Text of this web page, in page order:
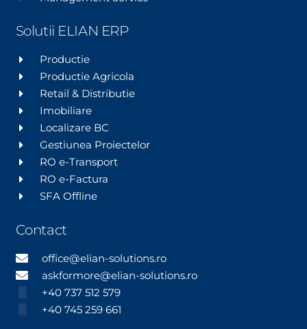
Solutii ELIAN ERP
Productie
Productie Agricola
Retail & Distributie
Imobiliare
Localizare BC
Gestiunea Proiectelor
RO e-Transport
RO e-Factura
SFA Offline
Contact
office@elian-solutions.ro
askformore@elian-solutions.ro
+40 737 512 579
+40 745 259 661